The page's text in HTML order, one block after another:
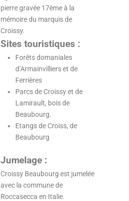
pierre gravée 17ème à la
mémoire du marquis de
Croissy.
Sites touristiques :
Forêts domaniales
d’Armainvilliers et de
Ferrières
Parcs de Croissy et de
Lamirault, bois de
Beaubourg.
Etangs de Croiss, de
Beaubourg
Jumelage :
Croissy Beaubourg est jumelée
avec la commune de
Roccasecca en Italie.